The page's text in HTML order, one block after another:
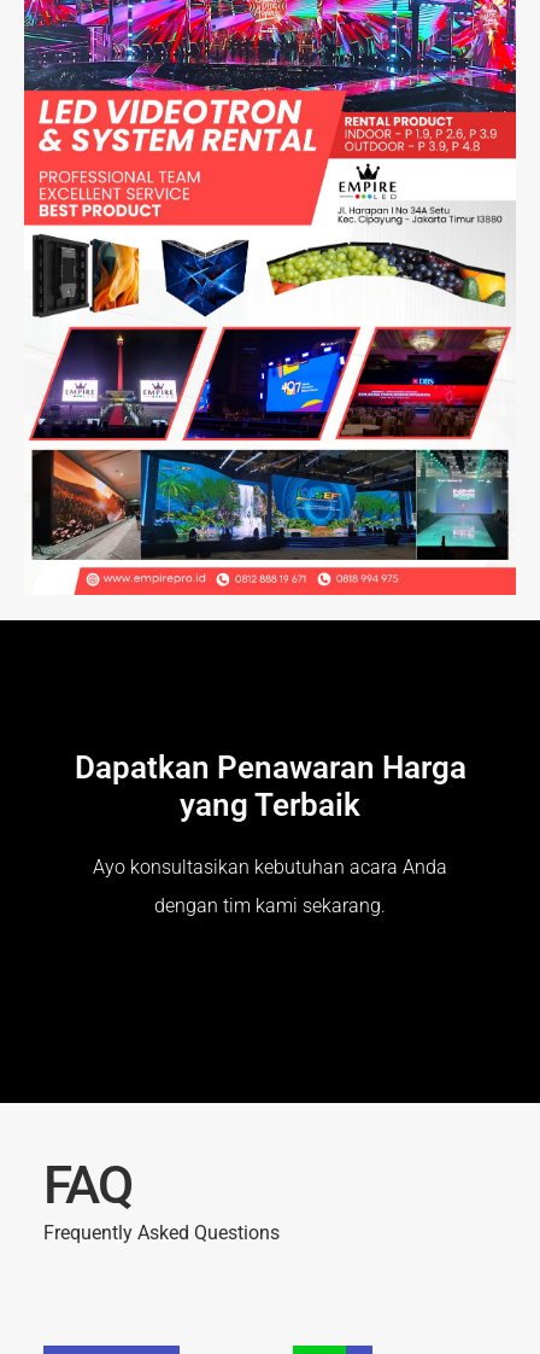
Dapatkan Penawaran Harga
yang Terbaik
Ayo konsultasikan kebutuhan acara Anda
dengan tim kami sekarang.
FAQ
Frequently Asked Questions